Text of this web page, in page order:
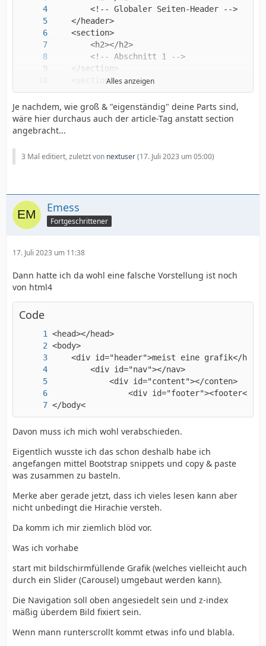
Alles anzeigen
Je nachdem, wie groß & "eigenständig" deine Parts sind,
wäre hier durchaus auch der article-Tag anstatt section
angebracht...
3 Mal editiert, zuletzt von nextuser(17. Juli 2023 um 05:00)
Emess
Fortgeschrittener
17. Juli 2023 um 11:38
Dann hatte ich da wohl eine falsche Vorstellung ist noch
von html4
Code
</body<
Davon muss ich mich wohl verabschieden.
Eigentlich wusste ich das schon deshalb habe ich
angefangen mittel Bootstrap snippets und copy & paste
was zusammen zu basteln.
Merke aber gerade jetzt, dass ich vieles lesen kann aber
nicht unbedingt die Hirachie versteh.
Da komm ich mir ziemlich blöd vor.
Was ich vorhabe
start mit bildschirmfüllende Grafik (welches vielleicht auch
durch ein Slider (Carousel) umgebaut werden kann).
Die Navigation soll oben angesiedelt sein und z-index
mäßig überdem Bild fixiert sein.
Wenn mann runterscrollt kommt etwas info und blabla.